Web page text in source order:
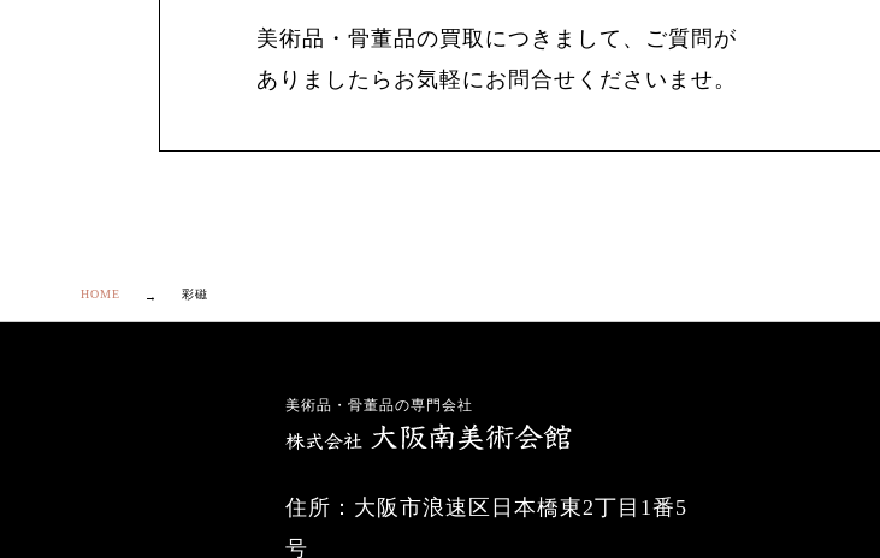
美術品・骨董品の買取につきまして、ご質問が
ありましたらお気軽にお問合せくださいませ。
HOME 彩磁
美術品・骨董品の専門会社
住所：大阪市浪速区日本橋東2丁目1番5
号